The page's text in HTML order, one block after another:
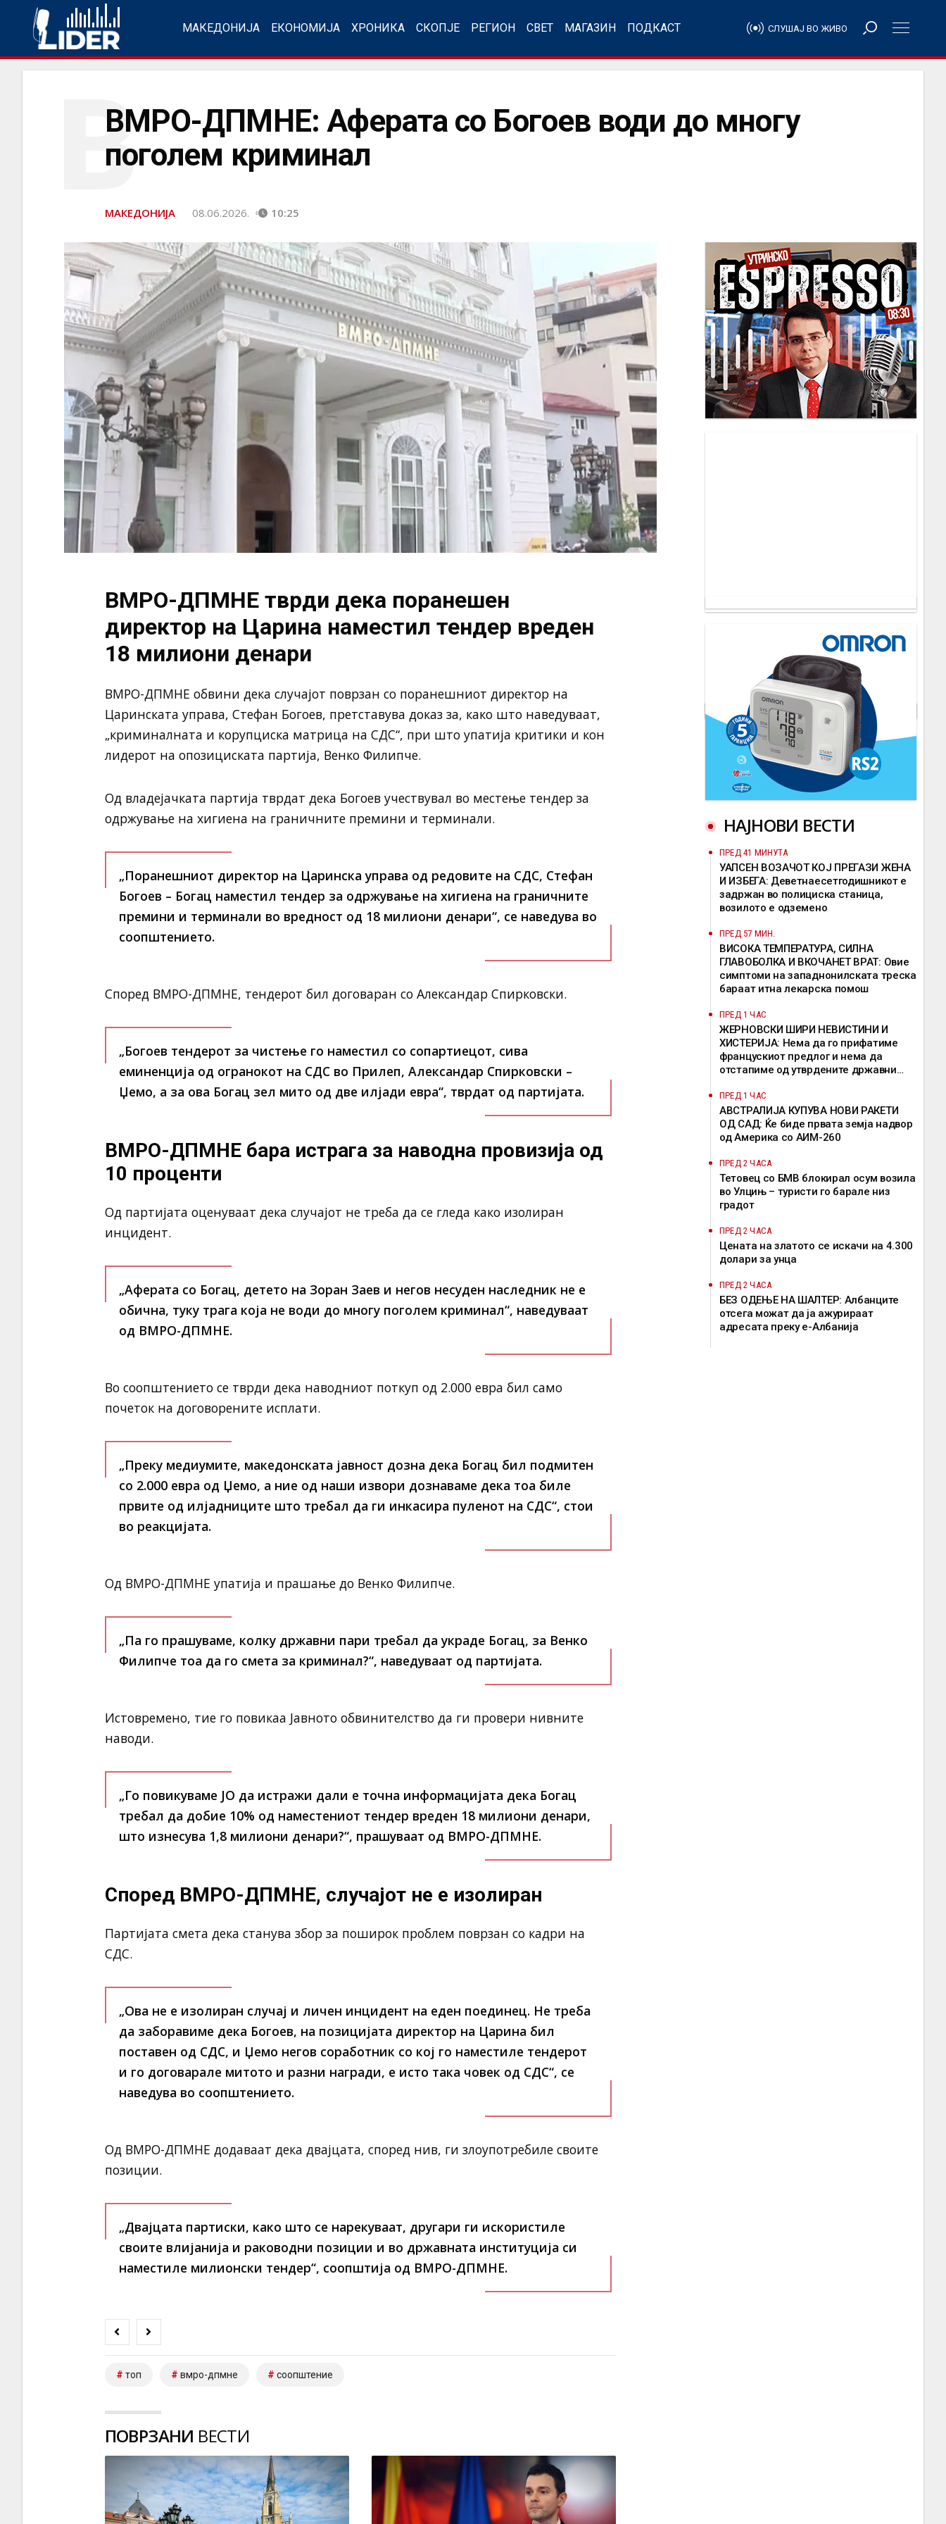
МАКЕДОНИЈА ЕКОНОМИЈА ХРОНИКА СКОПЈЕ РЕГИОН СВЕТ МАГАЗИН ПОДКАСТ СЛУШАЈ ВО ЖИВО
ВМРО-ДПМНЕ: Аферата со Богоев води до многу
поголем криминал
В
МАКЕДОНИЈА 08.06.2026. 10:25
ВМРО-ДПМНЕ тврди дека поранешен
директор на Царина наместил тендер вреден
18 милиони денари
ВМРО-ДПМНЕ обвини дека случајот поврзан со поранешниот директор на
Царинската управа, Стефан Богоев, претставува доказ за, како што наведуваат,
„криминалната и корупциска матрица на СДС“, при што упатија критики и кон
лидерот на опозициската партија, Венко Филипче.
Од владејачката партија тврдат дека Богоев учествувал во местење тендер за
одржување на хигиена на граничните премини и терминали.
„Поранешниот директор на Царинска управа од редовите на СДС, Стефан
Богоев – Богац наместил тендер за одржување на хигиена на граничните
премини и терминали во вредност од 18 милиони денари“, се наведува во
соопштението.
Според ВМРО-ДПМНЕ, тендерот бил договаран со Александар Спирковски.
„Богоев тендерот за чистење го наместил со сопартиецот, сива
еминенција од огранокот на СДС во Прилеп, Александар Спирковски –
Џемо, а за ова Богац зел мито од две илјади евра“, тврдат од партијата.
ВМРО-ДПМНЕ бара истрага за наводна провизија од
10 проценти
Од партијата оценуваат дека случајот не треба да се гледа како изолиран
инцидент.
„Аферата со Богац, детето на Зоран Заев и негов несуден наследник не е
обична, туку трага која не води до многу поголем криминал“, наведуваат
од ВМРО-ДПМНЕ.
Во соопштението се тврди дека наводниот поткуп од 2.000 евра бил само
почеток на договорените исплати.
„Преку медиумите, македонската јавност дозна дека Богац бил подмитен
со 2.000 евра од Џемо, а ние од наши извори дознаваме дека тоа биле
првите од илјадниците што требал да ги инкасира пуленот на СДС“, стои
во реакцијата.
Од ВМРО-ДПМНЕ упатија и прашање до Венко Филипче.
„Па го прашуваме, колку државни пари требал да украде Богац, за Венко
Филипче тоа да го смета за криминал?“, наведуваат од партијата.
Истовремено, тие го повикаа Јавното обвинителство да ги провери нивните
наводи.
„Го повикуваме ЈО да истражи дали е точна информацијата дека Богац
требал да добие 10% од наместениот тендер вреден 18 милиони денари,
што изнесува 1,8 милиони денари?“, прашуваат од ВМРО-ДПМНЕ.
Според ВМРО-ДПМНЕ, случајот не е изолиран
Партијата смета дека станува збор за поширок проблем поврзан со кадри на
СДС.
„Ова не е изолиран случај и личен инцидент на еден поединец. Не треба
да заборавиме дека Богоев, на позицијата директор на Царина бил
поставен од СДС, и Џемо негов соработник со кој го наместиле тендерот
и го договарале митото и разни награди, е исто така човек од СДС“, се
наведува во соопштението.
Од ВМРО-ДПМНЕ додаваат дека двајцата, според нив, ги злоупотребиле своите
позиции.
„Двајцата партиски, како што се нарекуваат, другари ги искористиле
своите влијанија и раководни позиции и во државната институција си
наместиле милионски тендер“, соопштија од ВМРО-ДПМНЕ.
топ вмро-дпмне соопштение
ПОВРЗАНИ ВЕСТИ
НАЈНОВИ ВЕСТИ
ПРЕД 41 МИНУТА
УАПСЕН ВОЗАЧОТ КОЈ ПРЕГАЗИ ЖЕНА
И ИЗБЕГА: Деветнаесетгодишникот е
задржан во полициска станица,
возилото е одземено
ПРЕД 57 МИН.
ВИСОКА ТЕМПЕРАТУРА, СИЛНА
ГЛАВОБОЛКА И ВКОЧАНЕТ ВРАТ: Овие
симптоми на западнонилската треска
бараат итна лекарска помош
ПРЕД 1 ЧАС
ЖЕРНОВСКИ ШИРИ НЕВИСТИНИ И
ХИСТЕРИЈА: Нема да го прифатиме
францускиот предлог и нема да
отстапиме од утврдените државни
ПРЕД 1 ЧАС
АВСТРАЛИЈА КУПУВА НОВИ РАКЕТИ
ОД САД: Ќе биде првата земја надвор
од Америка со АИМ-260
ПРЕД 2 ЧАСА
Тетовец со БМВ блокирал осум возила
во Улцињ – туристи го барале низ
градот
ПРЕД 2 ЧАСА
Цената на златото се искачи на 4.300
долари за унца
ПРЕД 2 ЧАСА
БЕЗ ОДЕЊЕ НА ШАЛТЕР: Албанците
отсега можат да ја ажурираат
адресата преку е-Албанија